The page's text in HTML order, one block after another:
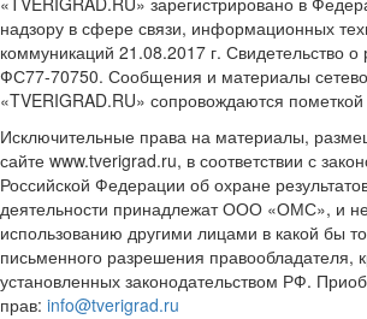
надзору в сфере связи, информационных
коммуникаций 21.08.2017 г. Свидетельство
ФС77-70750. Сообщения и материалы
«TVERIGRAD.RU» сопровождаются пометкой
Исключительные права на материалы,
сайте www.tverigrad.ru, в соответствии с
Российской Федерации об охране
деятельности принадлежат ООО «ОМС», и
использованию другими лицами в какой бы
письменного разрешения правообладателя,
установленных законодательством РФ.
прав: info@tverigrad.ru